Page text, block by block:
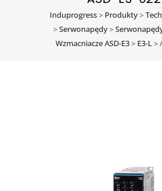
Induprogress> Produkty>
>Serwonapędy>
Wzmacniacze ASD-E3> E3-L>